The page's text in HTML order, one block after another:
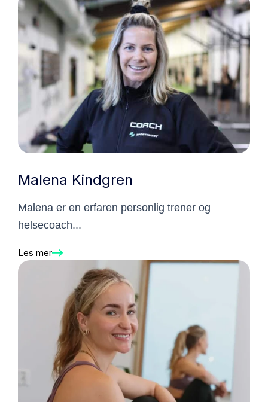
Malena Kindgren
Malena er en erfaren personlig trener og
helsecoach...
Les mer